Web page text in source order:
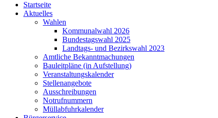
Startseite
Aktuelles
Wahlen
Kommunalwahl 2026
Bundestagswahl 2025
Landtags- und Bezirkswahl 2023
Amtliche Bekanntmachungen
Bauleitpläne (in Aufstellung)
Veranstaltungskalender
Stellenangebote
Ausschreibungen
Notrufnummern
Müllabfuhrkalender